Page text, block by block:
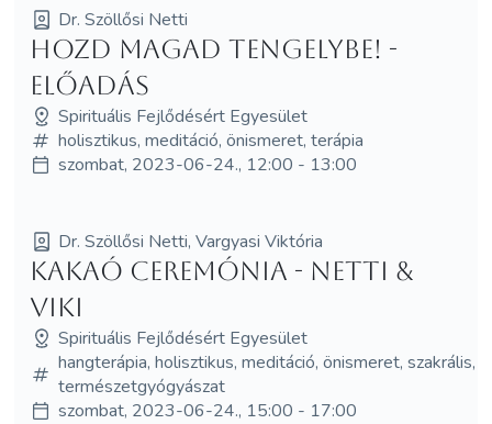
Dr. Szöllősi Netti
Hozd MAGad Tengelybe! -
előadás
Spirituális Fejlődésért Egyesület
holisztikus, meditáció, önismeret, terápia
szombat, 2023-06-24., 12:00 - 13:00
Dr. Szöllősi Netti, Vargyasi Viktória
Kakaó Ceremónia - Netti &
Viki
Spirituális Fejlődésért Egyesület
hangterápia, holisztikus, meditáció, önismeret, szakrális,
természetgyógyászat
szombat, 2023-06-24., 15:00 - 17:00